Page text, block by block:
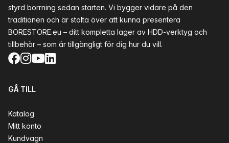
styrd borrning sedan starten. Vi bygger vidare på den
traditionen och är stolta över att kunna presentera
BORESTORE.eu – ditt kompletta lager av HDD-verktyg och
tillbehör – som är tillgängligt för dig hur du vill.
Facebook
Instagram
YouTube
LinkedIn
GÅ TILL
Katalog
Mitt konto
Kundvagn